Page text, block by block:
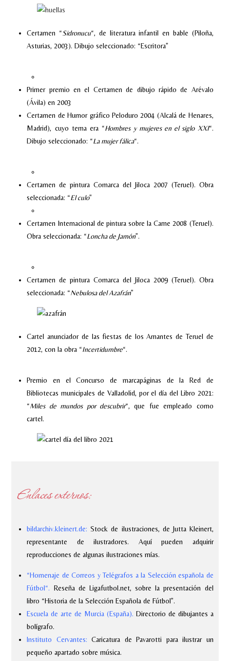
Certamen “Sidronucu“, de literatura infantil en bable (Piloña,
Asturias, 2003). Dibujo seleccionado: “Escritora”
Primer premio en el Certamen de dibujo rápido de Arévalo
(Ávila) en 2003
Certamen de Humor gráfico Peloduro 2004 (Alcalá de Henares,
Madrid), cuyo tema era “Hombres y mujeres en el siglo XXI“.
Dibujo seleccionado: “La mujer fálica“.
Certamen de pintura Comarca del Jiloca 2007 (Teruel). Obra
seleccionada: “El culo”
Certamen Internacional de pintura sobre la Carne 2008 (Teruel).
Obra seleccionada: “Loncha de Jamón”.
Certamen de pintura Comarca del Jiloca 2009 (Teruel). Obra
seleccionada: “Nebulosa del Azafrán”
Cartel anunciador de las fiestas de los Amantes de Teruel de
2012, con la obra “Incertidumbre“.
Premio en el Concurso de marcapáginas de la Red de
Bibliotecas municipales de Valladolid, por el día del Libro 2021:
“Miles de mundos por descubrir“, que fue empleado como
cartel.
Enlaces externos:
bildarchiv.kleinert.de: Stock de ilustraciones, de Jutta Kleinert,
representante de ilustradores. Aquí pueden adquirir
reproducciones de algunas ilustraciones mías.
“Homenaje de Correos y Telégrafos a la Selección española de
Fútbol“. Reseña de Ligafutbol.net, sobre la presentación del
libro “Historia de la Selección Española de Fútbol”.
Escuela de arte de Murcia (España). Directorio de dibujantes a
bolígrafo.
Instituto Cervantes: Caricatura de Pavarotti para ilustrar un
pequeño apartado sobre música.